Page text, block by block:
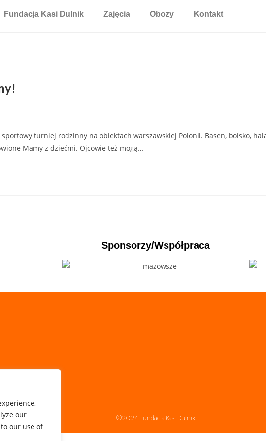
our
our use of
Fundacja Kasi Dulnik Zajęcia Obozy Kontakt
turniej rodzinny na obiektach warszawskiej Polonii. Basen, boisko,
Mamy z dziećmi. Ojcowie też mogą…
Sponsorzy/Współpraca
©2024 Fundacja Kasi Dulnik